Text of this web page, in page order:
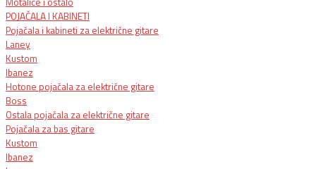
POJAČALA I KABINETI
Pojačala i kabineti za električne gitare
Laney
Kustom
Ibanez
Hotone pojačala za električne gitare
Boss
Ostala pojačala za električne gitare
Pojačala za bas gitare
Kustom
Ibanez